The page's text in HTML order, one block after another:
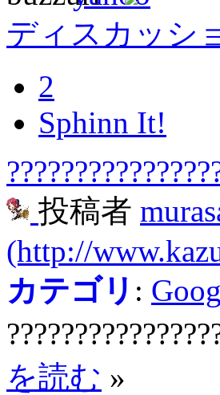
ディスカッシ
2
Sphinn It!
投稿者
(http://
カテゴリ :
を読む »